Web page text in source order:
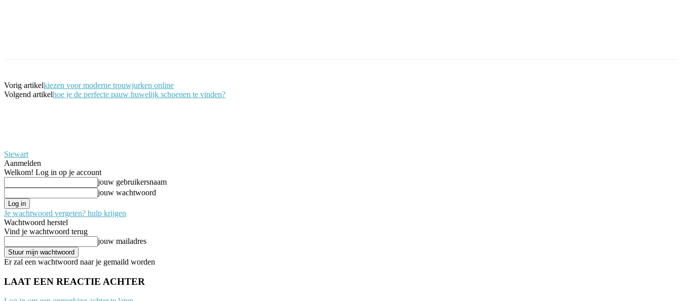
Vorig artikelkiezen voor moderne trouwjurken online
Volgend artikelhoe je de perfecte pauw huwelijk schoenen te vinden?
Stewart
Aanmelden
Welkom! Log in op je account
jouw gebruikersnaam
jouw wachtwoord
Je wachtwoord vergeten? hulp krijgen
Wachtwoord herstel
Vind je wachtwoord terug
jouw mailadres
Er zal een wachtwoord naar je gemaild worden
LAAT EEN REACTIE ACHTER